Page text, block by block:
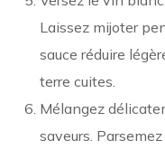
Laissez mijoter
sauce réduire
terre cuites.
Mélangez
saveurs.